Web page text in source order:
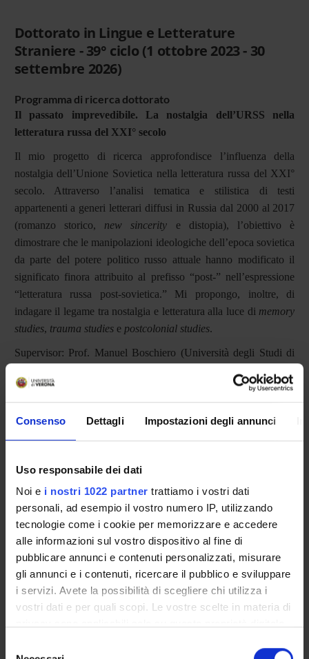
Consenso Dettagli Impostazioni degli annunci
Uso responsabile dei dati
Noi e i nostri 1022 partner trattiamo i vostri dati
personali, ad esempio il vostro numero IP, utilizzando
tecnologie come i cookie per memorizzare e accedere
alle informazioni sul vostro dispositivo al fine di
pubblicare annunci e contenuti personalizzati, misurare
gli annunci e i contenuti, ricercare il pubblico e sviluppare
i servizi. Avete la possibilità di scegliere chi utilizza i
vostri dati e per quali scopi. Le vostre scelte in materia di
Dottorato in Lingue e Letterature
Straniere - 39° ciclo (1 ottobre 2023 - 30
settembre 2026)
Programma di ricerca dottorato
Il passato imprevedibile. La nostalgia dell’URSS nella
letteratura russa del XXI° secolo
Il mio progetto di ricerca approfondisce l’influenza della
nostalgia dell’Unione Sovietica nella letteratura russa del XXI°
secolo. Attraverso l’analisi tematica e stilistica di testi
appartenenti a generi letterari diffusi in Russia dal 2000 al 2017
(romanzo storico, new sincerity e distopia), l’obiettivo è
dimostrare che le manipolazioni ideologiche dell’epoca sovietica
da parte del potere politico russo attuale hanno modificato il
significato finora attribuito al prefisso “post-” nell’espressione
“letteratura russa post-sovietica.” Mi propongo, inoltre, di
indagare il legame tra nostalgia e letteratura alla luce di memory
studies, trauma studiese postcolonial studies.
Supervisor: Prof. Manuel Boschiero (Università degli Studi di
University, Bratislava)
PRESENTAZIONE
DIDATTICA 0
TERZA MISSIONE
RICERCA
PROGETTI
INCARICHI